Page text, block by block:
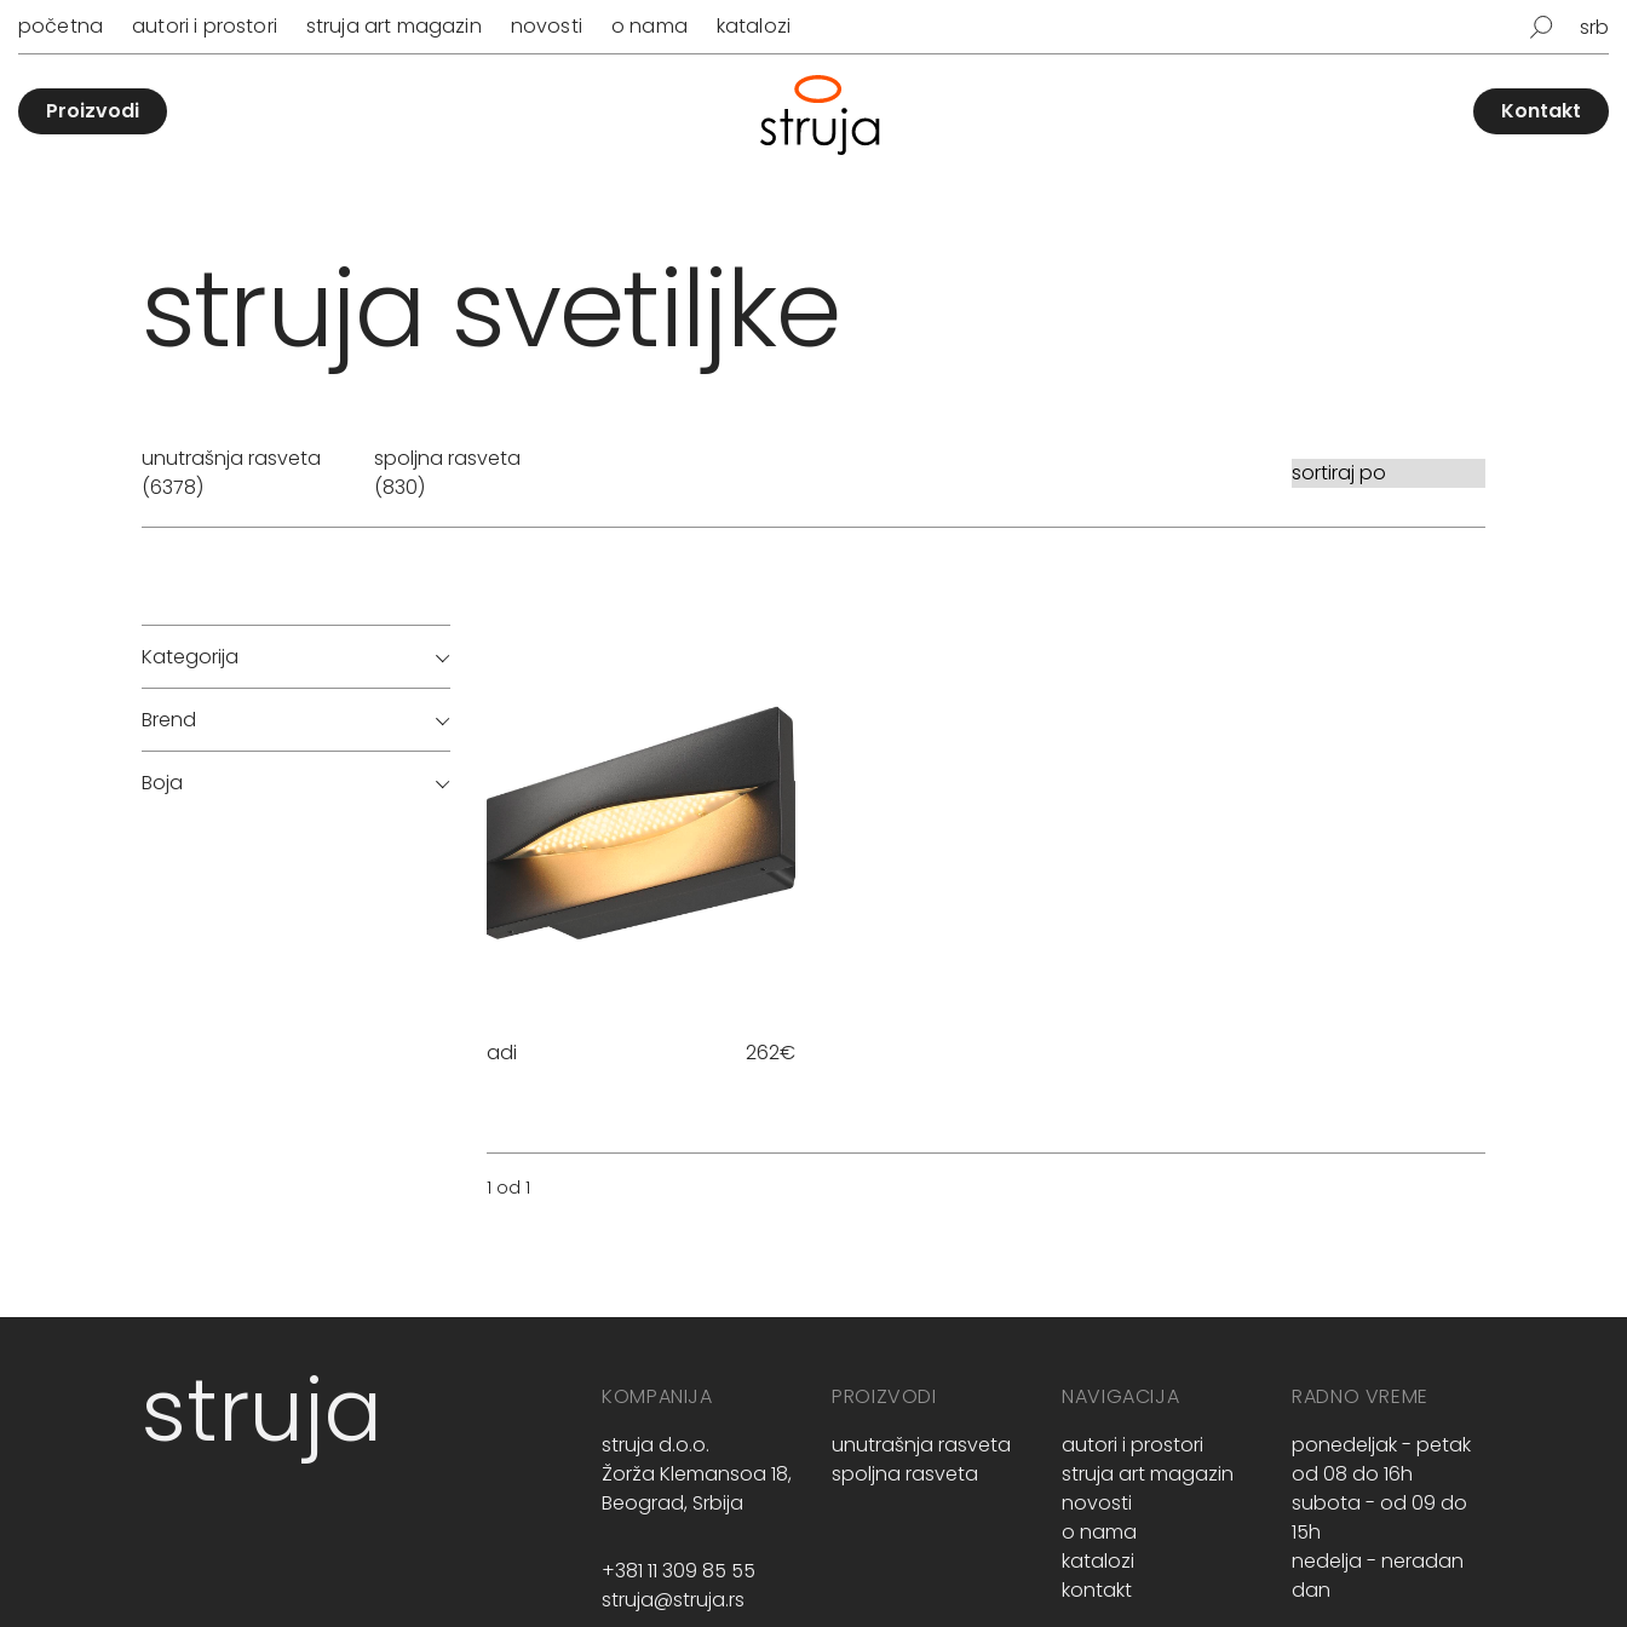
početna autori i prostori struja art magazin novosti o nama katalozi srb
Proizvodi Kontakt
struja svetiljke
unutrašnja rasveta
(6378)
spoljna rasveta
(830)
Kategorija
Brend
Boja
adi 262€
1 od 1
struja
KOMPANIJA
struja d.o.o.
Žorža Klemansoa 18,
Beograd, Srbija
+381 11 309 85 55
struja@struja.rs
PROIZVODI
unutrašnja rasveta
spoljna rasveta
NAVIGACIJA
autori i prostori
struja art magazin
novosti
o nama
katalozi
kontakt
RADNO VREME
ponedeljak - petak
od 08 do 16h
subota - od 09 do
15h
nedelja - neradan
dan